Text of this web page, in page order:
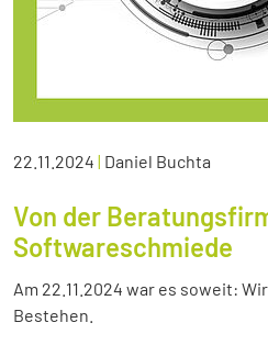
22.11.2024 | Daniel Buchta
Von der
Softwareschmiede
Am 22.11.2024 war es soweit:
Bestehen.